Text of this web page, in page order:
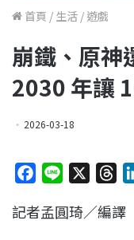
首頁 / 生活 / 遊戲
崩鐵、原神
2030 年讓
2026-03-18
c
n
r
記者孟圓琦／編譯